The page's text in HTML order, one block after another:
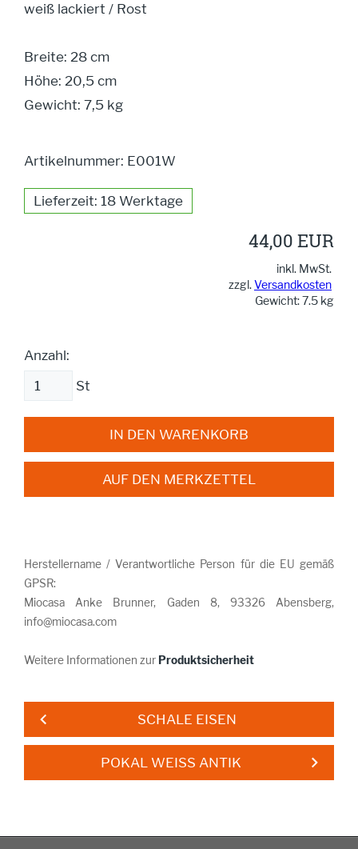
weiß lackiert / Rost
Breite: 28 cm
Höhe: 20,5 cm
Gewicht: 7,5 kg
Artikelnummer: E001W
Lieferzeit: 18 Werktage
44,00 EUR
inkl. MwSt.
zzgl.Versandkosten
Gewicht: 7.5 kg
Anzahl:
St
IN DEN WARENKORB
AUF DEN MERKZETTEL
Herstellername / Verantwortliche Person für die EU gemäß
GPSR:
Miocasa Anke Brunner, Gaden 8, 93326 Abensberg,
info@miocasa.com
Weitere Informationen zur Produktsicherheit
SCHALE EISEN
POKAL WEISS ANTIK